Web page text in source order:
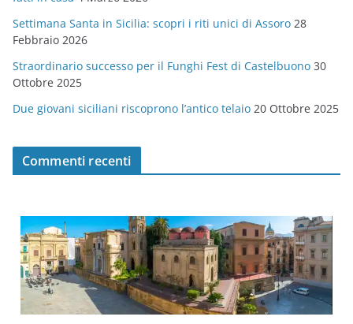
Settimana Santa in Sicilia: scopri i riti unici di Assoro 28
Febbraio 2026
Straordinario successo per il Funghi Fest di Castelbuono 30
Ottobre 2025
Due giovani siciliani riscoprono l’antico telaio 20 Ottobre 2025
Commenti recenti